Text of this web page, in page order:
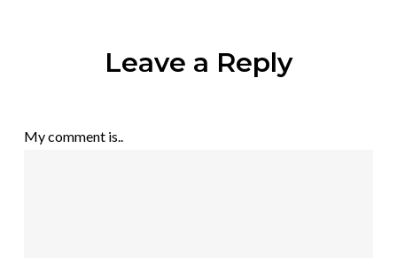
Leave a Reply
My comment is..